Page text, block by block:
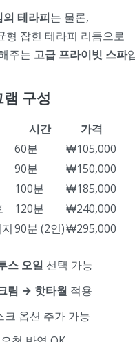
테라피는 물론,
형 잡힌 테라피 리듬으로
주는 고급 프라이빗 스파
구성
시간
가격
60분
₩105,000
90분
₩150,000
100분
₩185,000
120분
₩240,000
90분 (2인)₩295,000
스 오일 선택 가능
림 → 핫타월 적용
크 옵션 추가 가능